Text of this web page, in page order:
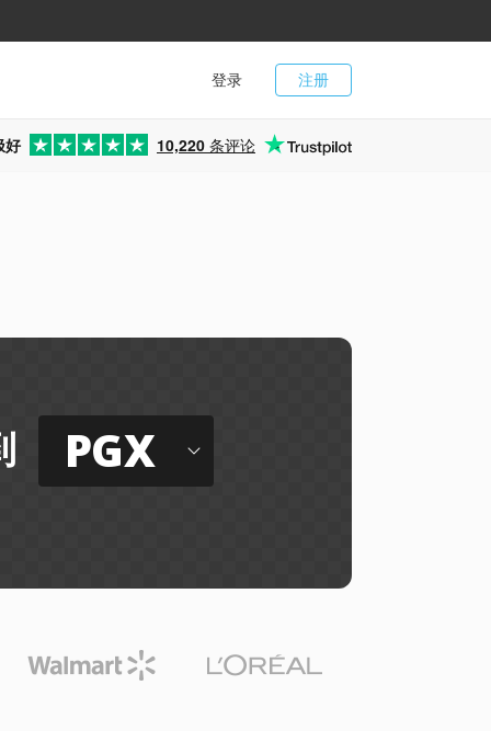
注册
登录
好 10,220 条评论
PGX